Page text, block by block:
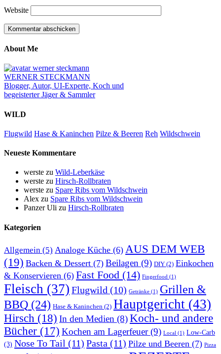
Website
About Me
WERNER STECKMANN
Blogger, Autor, UI-Experte, Koch und
begeisterter Jäger & Sammler
WILD
Flugwild Hase & Kaninchen Pilze & Beeren Reh Wildschwein
Neueste Kommentare
werste zu Wild-Leberkäse
werste zu Hirsch-Rollbraten
werste zu Spare Ribs vom Wildschwein
Alex zu Spare Ribs vom Wildschwein
Panzer Uli zu Hirsch-Rollbraten
Kategorien
Allgemein (5) Analoge Küche (6) AUS DEM WEB
(19) Backen & Dessert (7) Beilagen (9) DIY (2) Einkochen
& Konservieren (6) Fast Food (14) Fingerfood (1)
Fleisch (37) Flugwild (10) Getränke (1) Grillen &
BBQ (24) Hase & Kaninchen (2) Hauptgericht (43)
Hirsch (18) In den Medien (8)Koch- und andere
Bücher (17) Kochen am Lagerfeuer(9) Local (1) Low-Carb
(3) Nose To Tail (11) Pasta (11) Pilze und Beeren (7) Pizza